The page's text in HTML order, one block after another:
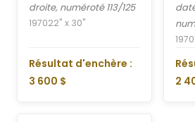
droite, numéroté 113/125
197022" x 30"
Résultat d'enchère :
3 600 $
1970
2